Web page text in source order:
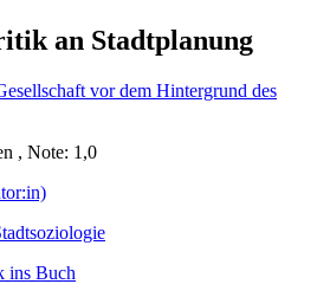
an Stadtplanung
, Note: 1,0
ins Buch